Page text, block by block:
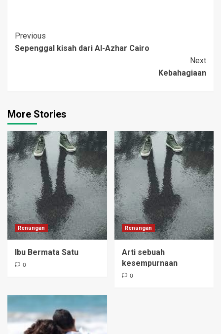
Post
Navigation
Previous
Sepenggal kisah dari Al-Azhar Cairo
Next
Kebahagiaan
More Stories
Renungan
Ibu Bermata Satu
0
Renungan
Arti sebuah
kesempurnaan
0